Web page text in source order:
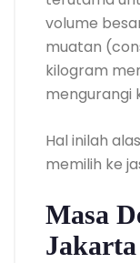
volume
muatan
kilogram
mengurangi
Hal inilah
memilih ke
Masa
Jakarta